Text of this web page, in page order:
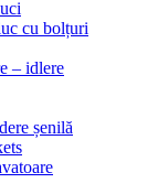
cu bolțuri
– idlere
șenilă